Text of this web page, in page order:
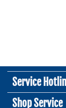
Service
Shop Service